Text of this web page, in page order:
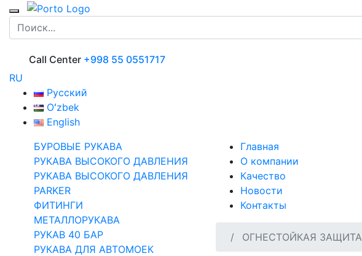
Call Center +998 55 0551717
RU
Русский
Oʻzbek
English
БУРОВЫЕ РУКАВА
РУКАВА ВЫСОКОГО ДАВЛЕНИЯ
РУКАВА ВЫСОКОГО ДАВЛЕНИЯ
PARKER
ФИТИНГИ
МЕТАЛЛОРУКАВА
РУКАВ 40 БАР
РУКАВА ДЛЯ АВТОМОЕК
Главная
О компании
Качество
Новости
Контакты
ОГНЕСТОЙКАЯ ЗАЩИТА